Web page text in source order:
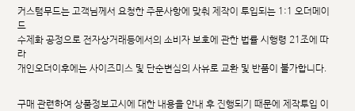
커스텀무드는 고객님께서 요청한 주문사항에 맞춰 제작이 투입되는 1:1 오더메이
드
수제화 공정으로 전자상거래등에서의 소비자 보호에 관한 법률 시행령 21조에 따
라
개인오더이후에는 사이즈미스 및 단순변심의 사유로 교환 및 반품이 불가합니다.
구매 관련하여 상품정보고시에 대한 내용을 안내 후 진행되기 때문에 제작투입 이